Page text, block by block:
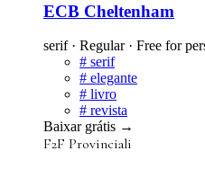
ECB Cheltenham
serif · Regular · Free for
# serif
# elegante
# livro
# revista
Baixar grátis →
F2F Provinciali